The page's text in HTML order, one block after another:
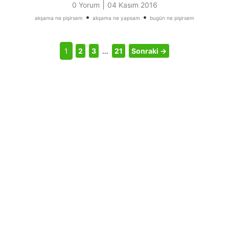
0 Yorum 04 Kasım 2016
akşama ne pişirsem • akşama ne yapsam • bugün ne pişirsem
1 2 3 … 21 Sonraki →